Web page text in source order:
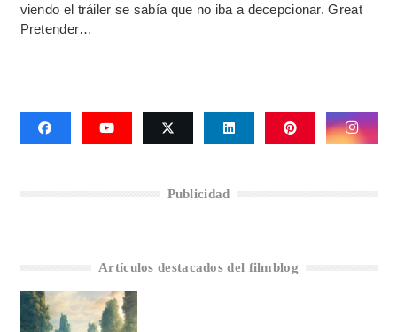
viendo el tráiler se sabía que no iba a decepcionar. Great
Pretender…
Publicidad
Artículos destacados del filmblog